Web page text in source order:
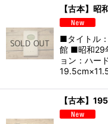
【古本】昭
■タイトル
館 ■昭和29
ョン：ハー
【古本】